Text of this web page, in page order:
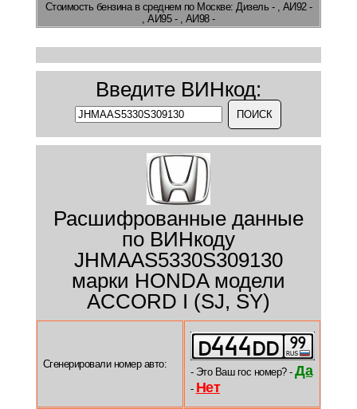
Стоимость бензинав среднем по Москве: Дизель - , АИ92 -
, АИ95 - , АИ98 -
Введите ВИНкод:
Расшифрованные данные
по ВИНкоду
JHMAAS5330S309130
марки HONDA модели
ACCORD I (SJ, SY)
Сгенерировали номер авто:
- Это Ваш гос номер? - Да
- Нет